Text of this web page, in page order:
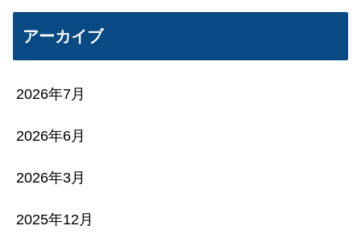
アーカイブ
2026年7月
2026年6月
2026年3月
2025年12月